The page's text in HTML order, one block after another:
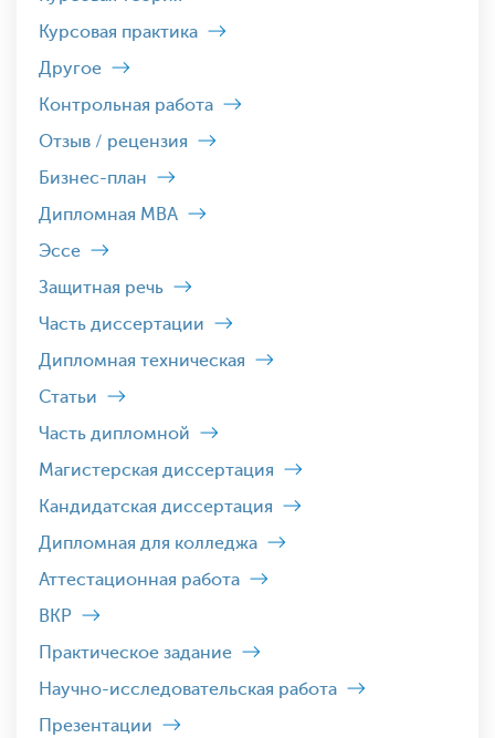
Курсовая практика
Другое
Контрольная работа
Отзыв / рецензия
Бизнес-план
Дипломная MBA
Эссе
Защитная речь
Часть диссертации
Дипломная техническая
Статьи
Часть дипломной
Магистерская диссертация
Кандидатская диссертация
Дипломная для колледжа
Аттестационная работа
ВКР
Практическое задание
Научно-исследовательская работа
Презентации